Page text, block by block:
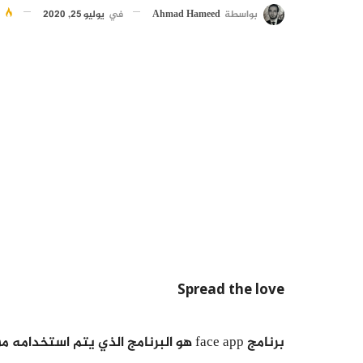
بواسطة Ahmad Hameed في يوليو 25, 2020
Spread the love
برنامج face app هو البرنامج الذي يتم استخدامه من أجل تكبير السن والحصول على صور مرحة.